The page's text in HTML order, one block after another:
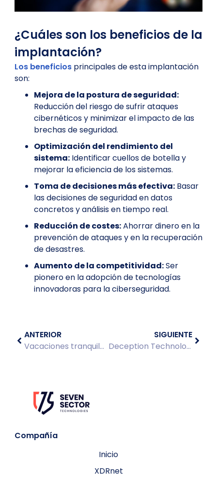
¿Cuáles son los beneficios de la
implantación?
Los beneficios principales de esta implantación
son:
Mejora de la postura de seguridad:
Reducción del riesgo de sufrir ataques
cibernéticos y minimizar el impacto de las
brechas de seguridad.
Optimización del rendimiento del
sistema: Identificar cuellos de botella y
mejorar la eficiencia de los sistemas.
Toma de decisiones más efectiva: Basar
las decisiones de seguridad en datos
concretos y análisis en tiempo real.
Reducción de costes:Ahorrar dinero en la
prevención de ataques y en la recuperación
de desastres.
Aumento de la competitividad:Ser
pionero en la adopción de tecnologías
innovadoras para la ciberseguridad.
ANTERIOR
Vacaciones tranquilas con XDRnet
SIGUIENTE
Deception Technology: El Arte del Engaño
Compañía
Inicio
XDRnet